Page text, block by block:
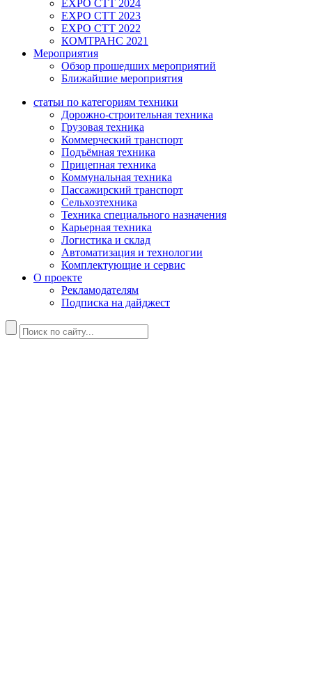
EXPO CTT 2024
EXPO CTT 2023
EXPO CTT 2022
КОМТРАНС 2021
Мероприятия
Обзор прошедших мероприятий
Ближайшие мероприятия
статьи по категориям техники
Дорожно-строительная техника
Грузовая техника
Коммерческий транспорт
Подъёмная техника
Прицепная техника
Коммунальная техника
Пассажирский транспорт
Сельхозтехника
Техника специального назначения
Карьерная техника
Логистика и склад
Автоматизация и технологии
Комплектующие и сервис
О проекте
Рекламодателям
Подписка на дайджест